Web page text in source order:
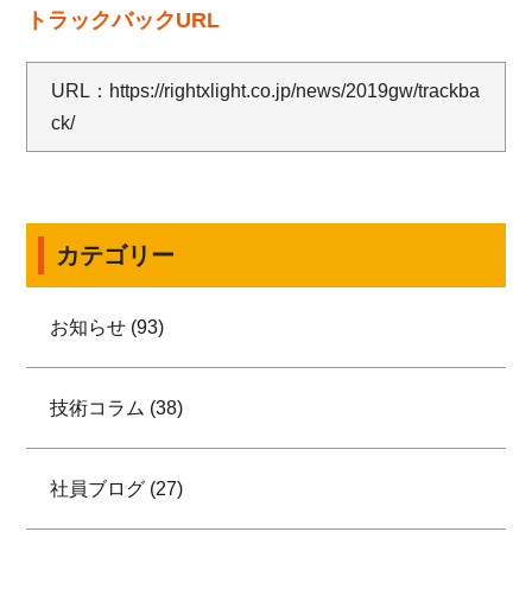
トラックバックURL
URL： https://rightxlight.co.jp/news/2019gw/trackba
ck/
カテゴリー
お知らせ (93)
技術コラム (38)
社員ブログ (27)